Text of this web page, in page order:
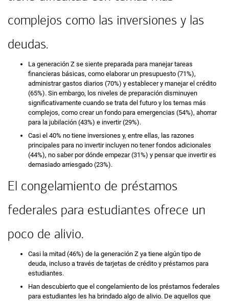
complejos como las inversiones y las
deudas.
La generación Z se siente preparada para manejar tareas
financieras básicas, como elaborar un presupuesto (71%),
administrar gastos diarios (70%) y establecer y manejar el crédito
(65%). Sin embargo, los niveles de preparación disminuyen
significativamente cuando se trata del futuro y los temas más
complejos, como crear un fondo para emergencias (54%), ahorrar
para la jubilación (43%) e invertir (29%).
Casi el 40% no tiene inversiones y, entre ellas, las razones
principales para no invertir incluyen no tener fondos adicionales
(44%), no saber por dónde empezar (31%) y pensar que invertir es
demasiado arriesgado (23%).
El congelamiento de préstamos
federales para estudiantes ofrece un
poco de alivio.
Casi la mitad (46%) de la generación Z ya tiene algún tipo de
deuda, incluso a través de tarjetas de crédito y préstamos para
estudiantes.
Han descubierto que el congelamiento de los préstamos federales
para estudiantes les ha brindado algo de alivio. De aquellos que